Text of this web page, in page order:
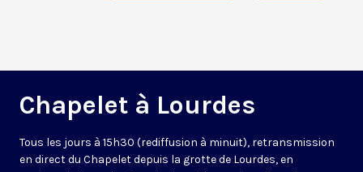
Chapelet à Lourdes
Tous les jours à 15h30 (rediffusion à minuit), retransmission
en direct du Chapelet depuis la grotte de Lourdes, en